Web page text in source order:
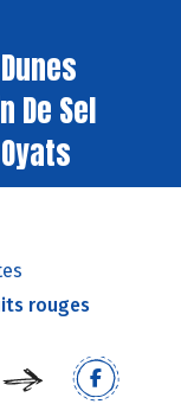
De Sel
rouges